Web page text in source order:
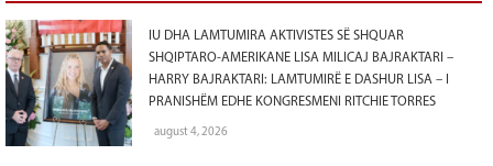
IU DHA LAMTUMIRA AKTIVISTES SË SHQUAR
SHQIPTARO-AMERIKANE LISA MILICAJ BAJRAKTARI –
HARRY BAJRAKTARI: LAMTUMIRË E DASHUR LISA – I
PRANISHËM EDHE KONGRESMENI RITCHIE TORRES
august 4, 2026